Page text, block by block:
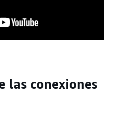
las conexiones